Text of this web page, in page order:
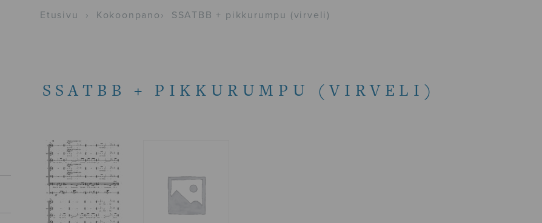
Etusivu › Kokoonpano › SSATBB + pikkurumpu (virveli)
SSATBB + PIKKURUMPU (VIRVELI)